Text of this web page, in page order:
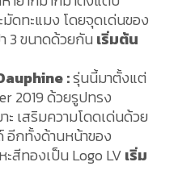
ดทะแมง โดยจุดเด่นของ
3 ขนาดด้วยกันเริ่มต้น
:รุ่นนี้มาตั้งแต่
2019 ด้วยรูปทรง
ะ เสริมความโดดเด่นด้วย
อีกทั้งด้านหน้าของ
สีทองเป็น Logo LVเริ่ม